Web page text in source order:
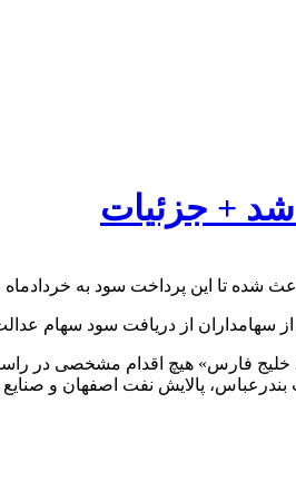
شد + جزئیات
شده تا این پرداخت سود به
از دریافت سود سهام عدالت
فارس» هیچ اقدام مشخصی در
پالایش نفت اصفهان و